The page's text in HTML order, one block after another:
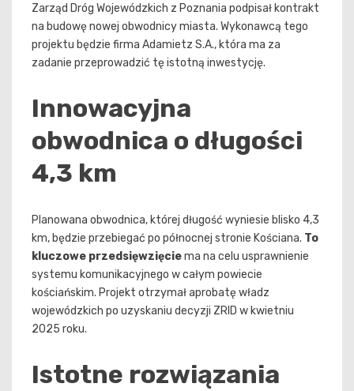
Zarząd Dróg Wojewódzkich z Poznania podpisał kontrakt
na budowę nowej obwodnicy miasta. Wykonawcą tego
projektu będzie firma Adamietz S.A., która ma za
zadanie przeprowadzić tę istotną inwestycję.
Innowacyjna
obwodnica o długości
4,3 km
Planowana obwodnica, której długość wyniesie blisko 4,3
km, będzie przebiegać po północnej stronie Kościana. To
kluczowe przedsięwzięciema na celu usprawnienie
systemu komunikacyjnego w całym powiecie
kościańskim. Projekt otrzymał aprobatę władz
wojewódzkich po uzyskaniu decyzji ZRID w kwietniu
2025 roku.
Istotne rozwiązania